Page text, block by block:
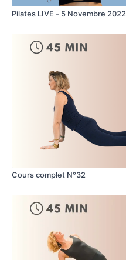
Pilates LIVE - 5 Novembre 2022
Cours complet N°32